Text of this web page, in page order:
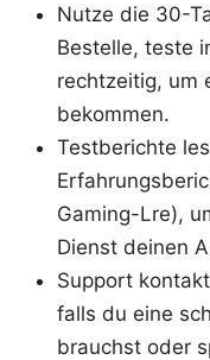
Nutze die 30-
Bestelle, teste
rechtzeitig, um
bekommen.
Testberichte
Gaming-Lre),
Dienst deinen
Support
falls du eine
brauchst oder